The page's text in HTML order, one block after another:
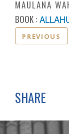
MAULANA
BOOK :
PREVIOUS
SHARE